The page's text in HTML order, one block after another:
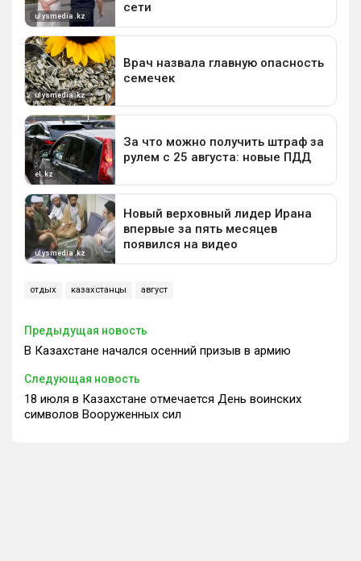
отдых казахстанцы август
Предыдущая новость
В Казахстане начался осенний призыв в армию
Следующая новость
18 июля в Казахстане отмечается День воинских
символов Вооруженных сил